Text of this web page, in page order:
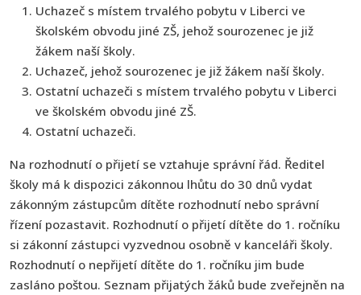
Uchazeč s místem trvalého pobytu v Liberci ve
školském obvodu jiné ZŠ, jehož sourozenec je již
žákem naší školy.
Uchazeč, jehož sourozenec je již žákem naší školy.
Ostatní uchazeči s místem trvalého pobytu v Liberci
ve školském obvodu jiné ZŠ.
Ostatní uchazeči.
Na rozhodnutí o přijetí se vztahuje správní řád. Ředitel
školy má k dispozici zákonnou lhůtu do 30 dnů vydat
zákonným zástupcům dítěte rozhodnutí nebo správní
řízení pozastavit. Rozhodnutí o přijetí dítěte do 1. ročníku
si zákonní zástupci vyzvednou osobně v kanceláři školy.
Rozhodnutí o nepřijetí dítěte do 1. ročníku jim bude
zasláno poštou. Seznam přijatých žáků bude zveřejněn na